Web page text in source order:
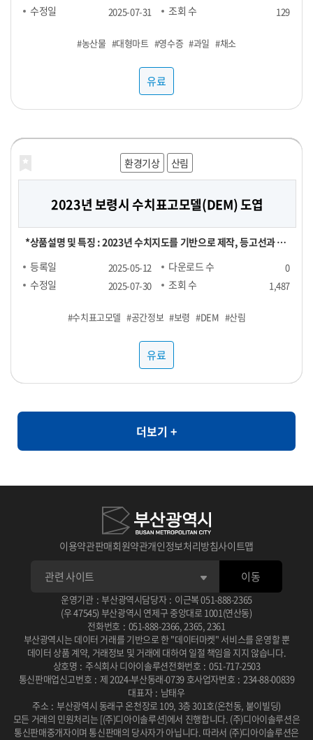
대형마트 - 주요 컬럼 : 영수증_이름, 회원_번호, 성별, 연령대, 구매
(과일, 채소) 구매가 포함된 영수증 RAW DATA로, 바스켓 분석 등에
수정일 2025-07-31 조회 수 129
#농산물 #대형마트 #영수증 #과일 #채소
유료
교통물류 농식품
Retail Spotlight Report 2025년 6월
마켓링크에서 발행하는 유통 뉴스레터입니다. 매달 업데이트되는
Retail Spotlight Report를 통해 최신 비즈니스 소식과 유용한 정
보를 전달해드립니다. -■ 25년 6월 분석 주제 : 단백질(프로틴) -■
KAD(Key Account Data) - KADA(Key Account Data
등록일 2025-06-25 다운로드 수 0
수정일 2025-07-31 조회 수 101
#POS #유통 #분석 #샘플1 #단백질
유료
재정금융 농식품
신용카드 채널별 TOP 100 SKU
[신용카드 결제 데이터] ▶ 채널별 TOP 100 SKU : 29,000원 ▶
RAW 형 데이터 : 5,000,000원 채널 : 네이버, 오아시스마켓, 자연드
림, 컬리, 쿠팡 기간 : 25년 1월 ~ FACT : 매출수량 기준 TOP 100
등록일 2025-06-24 다운로드 수 0
수정일 2025-07-31 조회 수 92
#샘플3 #카드 #샘플1 #샘플2 #샘플4
유료
재정금융 농식품
영수증 이미지 데이터
[영수증 이미지 데이터 장당 100원] 채널 : 대형마트, 편의점 기간 :
24년 1월 ~ ※온라인, 오프라인 모두 포함되어있으며 사진마다 화질
이 다를 수 있음
등록일 2025-06-24 다운로드 수 0
수정일 2025-07-31 조회 수 107
#샘플1 #샘플4 #영수증 #샘플3 #샘플2
유료
해양농축수산 농식품
전국 지역별 외식 물가
[POS 기반 전국 지역별 외식 물가 데이터] - 1개월 기준 -- 집계형 (지
역별 메뉴 최저가, 최고가, 중앙값, Q1, Q3 값) : 업종당 9만 9천원 --
RAW : 500만원 *협의 -- 지역 구분 : 전국 17개 광역시도 -- 업종 구
찌개, 된장찌개, 삼계탕 설렁탕, 짜장면, 짬뽕, 칼국수 ▷ 카페 : 바닐
라라떼(HOT), 바닐라라떼(ICE), 스무디, 아메리카노(HOT), 아메
리카노(ICE), 에이드, 카라멜마끼아또(HOT), 카라멜마끼아또
(ICE) ▷ 분식 : 김밥(야채), 김밥(참치), 김밥(치즈), 돈까스, 떡볶이,
등록일 2025-06-24 다운로드 수 0
수정일 2025-07-31 조회 수 106
#외식 #샘플2 #물가 #샘플1 #샘플3
유료
보건의료 라이프로그
[합성] HTB 스트레스 진단데이터
본 데이터는 "헬스브릿지"의 "스트레스 진단데이터"를 기반으로,
GAN(적대적 생성 신경망, Generative Adversarial Networks)
모델을 활용하여 생성한 가상의 합성데이터입니다. 합성데이터는 개
니고 있어 임상 연구 및 의료 알고리즘 개발에 적합합니다. 본 데이터
셋은 개인정보 보호 및 연구 목적을 위해 합성데이터(Synthetic
Data) 기법을 기반으로 생성되었습니다. 합성데이터는 실제 데이터
운 분석이 가능하도록 설계되었습니다. 특히 의료/보건/사회 데이터
와 같이 민감한 정보의 활용도가 제한되는 환경에서도 안전하게 고품
질의 데이터 분석을 지원할 수 있습니다. [개요] - 한국인의 자가 정신
유형 코드 - 자기진단 우울 - 자기진단 불안 - 자기진단 스트레스 - 자
기진단 외상후점수 - 상담사 진단 우울 - 상담사 진단 불안 - 상담사 진
에서 주요우울장애 선별을 위한 PHQ-2/PHQ-9 연속선별검사의 유
용성 연구 목적: 일차의료 환경에서 PHQ-2와 PHQ-9를 연속적으로
사용하는 선별검사의 효율성과 정확성을 평가 사용 데이터: 2010년
2월부터 6월까지 일개 대학병원 외래환자 201명을 대상으로 PHQ-
2, PHQ-9, BDI 설문조사 및 DSM-IV 기준에 따른 주치의 면담 주요
결과: PHQ-2/PHQ-9 연속선별검사는 단독 시행보다 진단 정확도가
높고 소요 시간이 적어 일차진료에서 우울증 선별에 유용한 도구로
확인됨 DOI / 링크: 논문 보기 � 뇌교육 기반 명상과 응용근신경학
등록일 2025-06-07 다운로드 수 1
수정일 2025-07-29 조회 수 89
#PTSD #스트레스 #우울 #불안 #합성데이터 #정신건강
유료
환경기상 산림
2023년 보령시 수치표고모델(DEM) 도엽
*상품설명 및 특징 : 2023년 수치지도를 기반으로 제작, 등고선과 표
고점을 활용했은며, 등고오류와 표고오류를 수정 *기간 및 범위 :
2023년 1월 ~ 2023년 12월 *컬럼정보 : 비정형이미지로 칼럼정보
예제 : 각종 GIS시스템 및 서비스 구축 *제한: 본자료는 민간 대상 공
개제한자료로서 민간에 제공할 수 없습니다. *국가공간정보기본법
에 따른 비공개 데이터이므로 민간에게는 판매할 수 없습니다. 공공
등록일 2025-05-12 다운로드 수 0
수정일 2025-07-30 조회 수 1,487
#수치표고모델 #공간정보 #보령 #DEM #산림
유료
더보기 +
이용약관판매회원약관개인정보처리방침사이트맵
운영기관 : 부산광역시담당자 : 이근복051-888-2365
(우 47545) 부산광역시 연제구 중앙대로 1001(연산동)
전화번호 : 051-888-2366, 2365, 2361
부산광역시는 데이터 거래를 기반으로 한 "데이터마켓" 서비스를 운영할 뿐
데이터 상품 계약, 거래정보 및 거래에 대하여 일절 책임을 지지 않습니다.
상호명 : 주식회사 디아이솔루션전화번호 : 051-717-2503
통신판매업신고번호 : 제 2024-부산동래-0739 호사업자번호 : 234-88-00839
대표자 : 남태우
주소 : 부산광역시 동래구 온천장로 109, 3층 301호(온천동, 붙이빌딩)
모든 거래의 민원처리는 [(주)디아이솔루션]에서 진행합니다. (주)디아이솔루션은
통신판매중개자이며 통신판매의 당사자가 아닙니다. 따라서 (주)디아이솔루션은
이동